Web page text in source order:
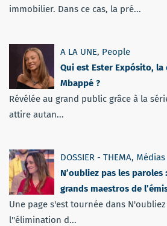
immobilier. Dans ce cas, la pré...
A LA UNE, People
Qui est Ester Expósito,
Mbappé ?
Révélée au grand public grâce à la
attire autan...
DOSSIER - THEMA, Médias
N’oubliez pas les
grands maestros de
Une page s'est tournée dans
l''élimination d...